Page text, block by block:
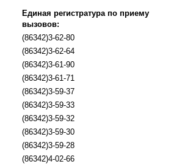
Единая регистратура по приему
вызовов:
(86342)3-62-80
(86342)3-62-64
(86342)3-61-90
(86342)3-61-71
(86342)3-59-37
(86342)3-59-33
(86342)3-59-32
(86342)3-59-30
(86342)3-59-28
(86342)4-02-66